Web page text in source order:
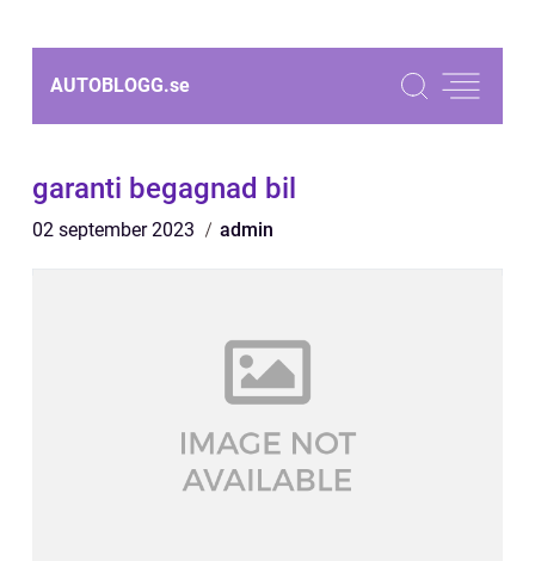
AUTOBLOGG.se
garanti begagnad bil
02 september 2023 admin